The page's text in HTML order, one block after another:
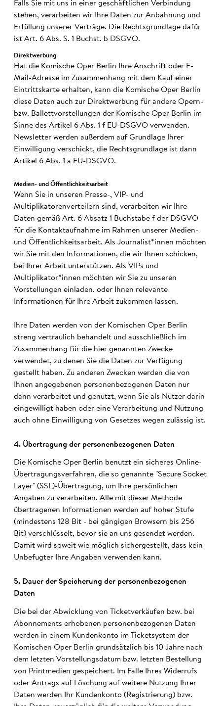
Falls Sie mit uns in einer geschäftlichen Verbindung
stehen, verarbeiten wir Ihre Daten zur Anbahnung und
Erfüllung unserer Verträge. Die Rechtsgrundlage dafür
ist Art. 6 Abs. S. 1 Buchst. b DSGVO.
Direkt­wer­bung
Hat die Komische Oper Berlin Ihre Anschrift oder E-
Mail-Adresse im Zusammenhang mit dem Kauf einer
Eintrittskarte erhalten, kann die Komische Oper Berlin
diese Daten auch zur Direktwerbung für andere Opern-
bzw. Ballettvorstellungen der Komische Oper Berlin im
Sinne des Artikel 6 Abs. 1 f EU-DSGVO verwenden.
Newsletter werden außerdem auf Grundlage Ihrer
Einwilligung verschickt, die Rechtsgrundlage ist dann
Artikel 6 Abs. 1 a EU-DSGVO.
Medien- und Öffent­lich­keits­arbeit
Wenn Sie in unseren Presse-, VIP- und
Multiplikatorenverteilern sind, verarbeiten wir Ihre
Daten gemäß Art. 6 Absatz 1 Buchstabe f der DSGVO
für die Kontaktaufnahme im Rahmen unserer Medien-
und Öffentlichkeitsarbeit. Als Journalist*innen möchten
wir Sie mit den Informationen, die wir Ihnen schicken,
bei Ihrer Arbeit unterstützen. Als VIPs und
Multiplikator*innen möchten wir Sie zu unseren
Vorstellungen einladen. oder Ihnen relevante
Informationen für Ihre Arbeit zukommen lassen.
Ihre Daten werden von der Komischen Oper Berlin
streng vertraulich behandelt und ausschließlich im
Zusammenhang für die hier genannten Zwecke
verwendet, zu denen Sie die Daten zur Verfügung
gestellt haben. Zu anderen Zwecken werden die von
Ihnen angegebenen personenbezogenen Daten nur
dann verarbeitet und genutzt, wenn Sie als Nutzer darin
eingewilligt haben oder eine Verarbeitung und Nutzung
auch ohne Einwilligung von Gesetzes wegen zulässig ist.
4. Über­tra­gung der personen­bezo­genen Daten
Die Komische Oper Berlin benutzt ein sicheres Online-
Übertragungsverfahren, die so genannte "Secure Socket
Layer" (SSL)-Übertragung, um Ihre persönlichen
Angaben zu verarbeiten. Alle mit dieser Methode
übertragenen Informationen werden auf hoher Stufe
(mindestens 128 Bit - bei gängigen Browsern bis 256
Bit) verschlüsselt, bevor sie an uns gesendet werden.
Damit wird soweit wie möglich sichergestellt, dass kein
Unbefugter Ihre Angaben verwenden kann.
5. Dauer der Spei­cher­ung der personen­bezo­genen
Daten
Die bei der Abwicklung von Ticketverkäufen bzw. bei
Abonnements erhobenen personenbezogenen Daten
werden in einem Kundenkonto im Ticketsystem der
Komischen Oper Berlin grundsätzlich bis 10 Jahre nach
dem letzten Vorstellungsdatum bzw. letzten Bestellung
von Printmedien gespeichert. Im Falle Ihres Widerrufs
oder Antrags auf Löschung auf weitere Nutzung Ihrer
Daten werden Ihr Kundenkonto (Registrierung) bzw.